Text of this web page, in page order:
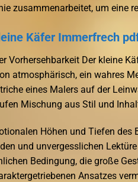
zusammenarbeitet, um eine
Käfer Immerfrech
Vorhersehbarkeit Der kleine
atmosphärisch, ein wahres
eines Malers auf der
Mischung aus Stil und
Höhen und Tiefen
und unvergesslichen
Bedingung, die große
Ansatzes